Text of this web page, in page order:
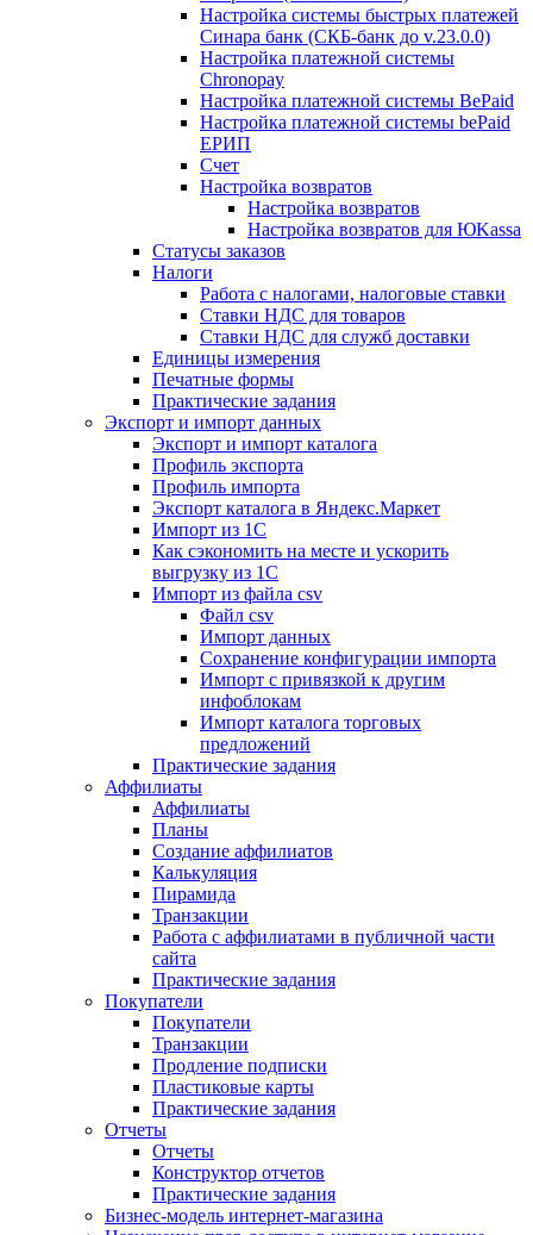
Настройка системы быстрых платежей
Синара банк (СКБ-банк до v.23.0.0)
Настройка платежной системы
Chronopay
Настройка платежной системы BePaid
Настройка платежной системы bePaid
ЕРИП
Счет
Настройка возвратов
Настройка возвратов
Настройка возвратов для ЮKassa
Статусы заказов
Налоги
Работа с налогами, налоговые ставки
Ставки НДС для товаров
Ставки НДС для служб доставки
Единицы измерения
Печатные формы
Практические задания
Экспорт и импорт данных
Экспорт и импорт каталога
Профиль экспорта
Профиль импорта
Экспорт каталога в Яндекс.Маркет
Импорт из 1С
Как сэкономить на месте и ускорить
выгрузку из 1С
Импорт из файла csv
Файл csv
Импорт данных
Сохранение конфигурации импорта
Импорт с привязкой к другим
инфоблокам
Импорт каталога торговых
предложений
Практические задания
Аффилиаты
Аффилиаты
Планы
Создание аффилиатов
Калькуляция
Пирамида
Транзакции
Работа с аффилиатами в публичной части
сайта
Практические задания
Покупатели
Покупатели
Транзакции
Продление подписки
Пластиковые карты
Практические задания
Отчеты
Отчеты
Конструктор отчетов
Практические задания
Бизнес-модель интернет-магазина